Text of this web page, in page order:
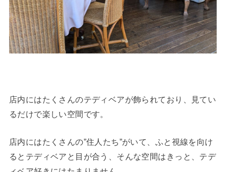
店内にはたくさんのテディベアが飾られており、見てい
るだけで楽しい空間です。
店内にはたくさんの”住人たち”がいて、ふと視線を向け
るとテディベアと目が合う、そんな空間はきっと、テデ